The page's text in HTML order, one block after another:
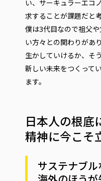
い、サーキュラーエコ
求することが課題だと
僕は3代目なので祖父
い方々との関わりがあ
生かしていけるか、そ
新しい未来をつくって
ます。
日本人の根底
精神に今こそ
サステナブ